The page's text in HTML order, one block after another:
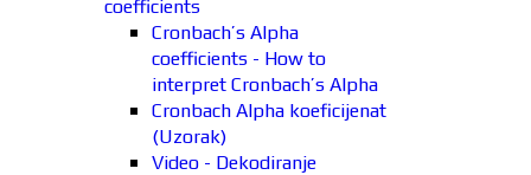
coefficients
Cronbach’s Alpha
coefficients - How to
interpret Cronbach’s Alpha
Cronbach Alpha koeficijenat
(Uzorak)
Video - Dekodiranje